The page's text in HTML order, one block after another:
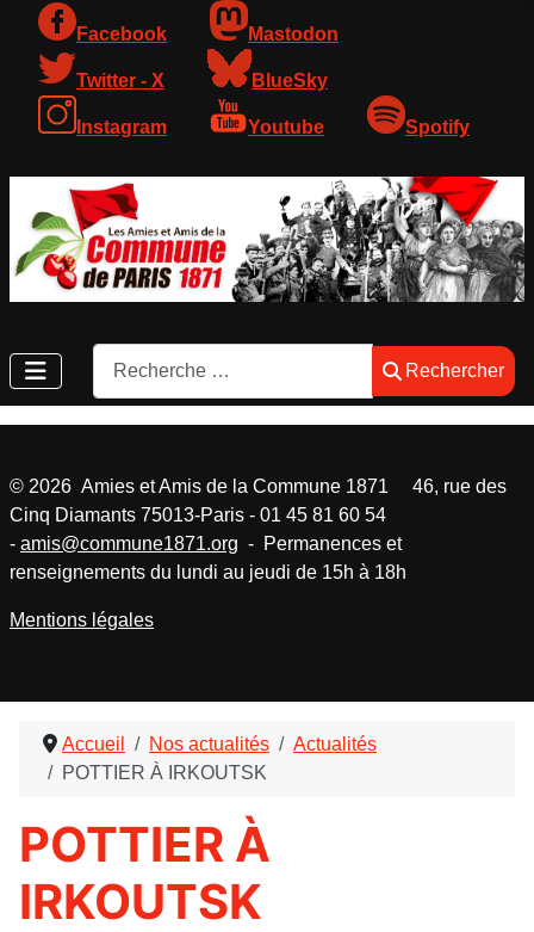
Facebook Mastodon
Twitter - X BlueSky
Instagram Youtube Spotify
Rechercher
Rechercher
Accueil Nos actualités
Actualités
POTTIER À IRKOUTSK
POTTIER À
IRKOUTSK
© 2026 Amies et Amis de la Commune 1871 46, rue des
Cinq Diamants 75013-Paris - 01 45 81 60 54
- amis@commune1871.org - Permanences et
renseignements du lundi au jeudi de 15h à 18h
Mentions légales